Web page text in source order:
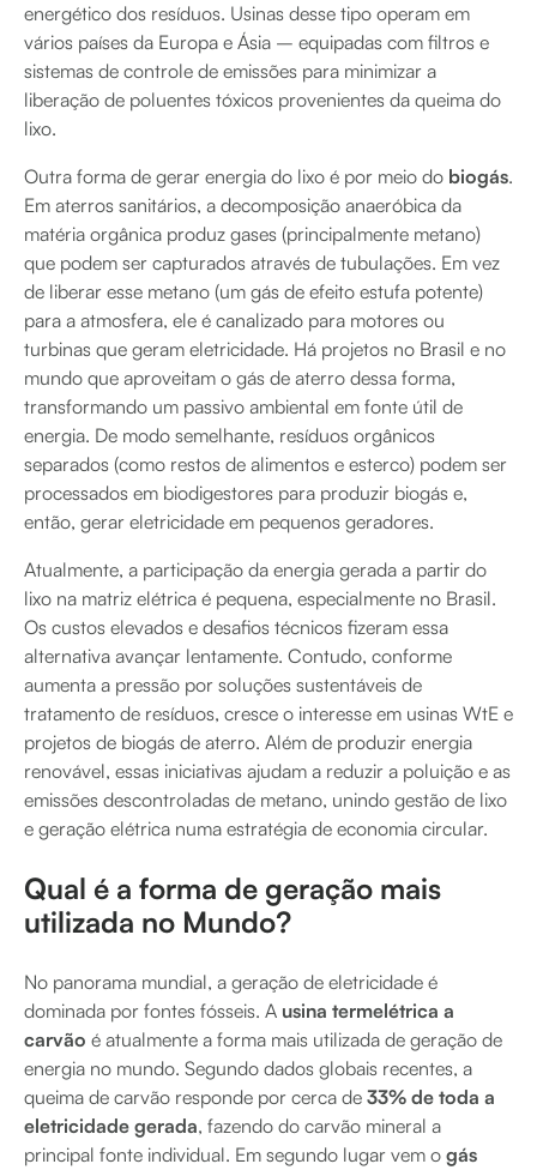
energético dos resíduos. Usinas desse tipo operam em
vários países da Europa e Ásia – equipadas com filtros e
sistemas de controle de emissões para minimizar a
liberação de poluentes tóxicos provenientes da queima do
lixo.
Outra forma de gerar energia do lixo é por meio do biogás.
Em aterros sanitários, a decomposição anaeróbica da
matéria orgânica produz gases (principalmente metano)
que podem ser capturados através de tubulações. Em vez
de liberar esse metano (um gás de efeito estufa potente)
para a atmosfera, ele é canalizado para motores ou
turbinas que geram eletricidade. Há projetos no Brasil e no
mundo que aproveitam o gás de aterro dessa forma,
transformando um passivo ambiental em fonte útil de
energia. De modo semelhante, resíduos orgânicos
separados (como restos de alimentos e esterco) podem ser
processados em biodigestores para produzir biogás e,
então, gerar eletricidade em pequenos geradores.
Atualmente, a participação da energia gerada a partir do
lixo na matriz elétrica é pequena, especialmente no Brasil.
Os custos elevados e desafios técnicos fizeram essa
alternativa avançar lentamente. Contudo, conforme
aumenta a pressão por soluções sustentáveis de
tratamento de resíduos, cresce o interesse em usinas WtE e
projetos de biogás de aterro. Além de produzir energia
renovável, essas iniciativas ajudam a reduzir a poluição e as
emissões descontroladas de metano, unindo gestão de lixo
e geração elétrica numa estratégia de economia circular.
Qual é a forma de geração mais
utilizada no Mundo?
No panorama mundial, a geração de eletricidade é
dominada por fontes fósseis. A usina termelétrica a
carvão é atualmente a forma mais utilizada de geração de
energia no mundo. Segundo dados globais recentes, a
queima de carvão responde por cerca de 33% de toda a
eletricidade gerada, fazendo do carvão mineral a
principal fonte individual. Em segundo lugar vem o gás